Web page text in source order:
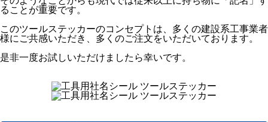
ることが重要です。
このツールステッカーのコンセプトは、多くの建設系工事業者
様にご共感いただき、多くのご注文をいただいております。
是非一度お試しいただけましたら幸いです。